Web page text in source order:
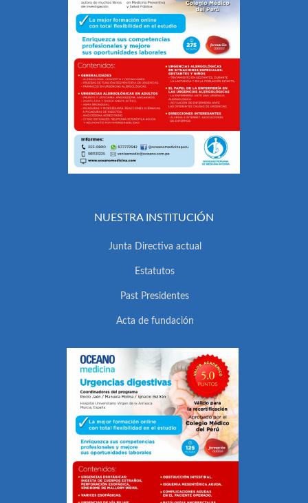
NUESTRA INSTITUCIÓN
Junta Directiva actual
Estatutos
Past Presidentes
Acta de fundación